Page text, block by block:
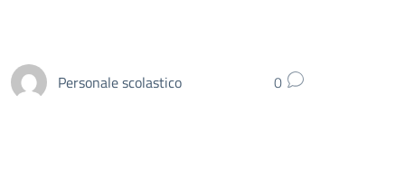
Personale scolastico 0